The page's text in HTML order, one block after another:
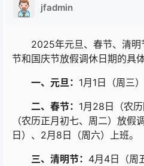
jfadmin
2025年元旦、春节、清明
节和国庆节放假调休日期的具
一、元旦： 1月1日（周三
二、春节： 1月28日（农
（农历正月初七、周二）放假
日）、2月8日（周六）上班。
三、清明节： 4月4日（周